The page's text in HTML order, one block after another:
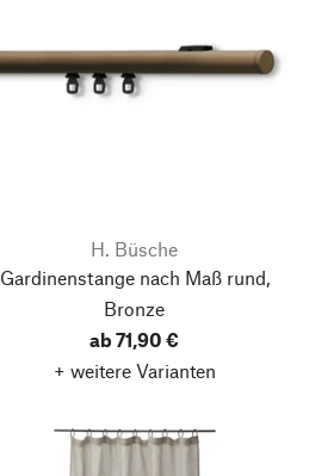
H. Büsche
Gardinenstange nach Maß rund,
Bronze
ab 71,90 €
+ weitere Varianten